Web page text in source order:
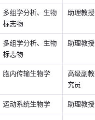
多组学分析、生物
标志物
助理教授
多组学分析、生物
标志物
助理教授
胞内传输生物学
高级副
究员
运动系统生物学 助理教授